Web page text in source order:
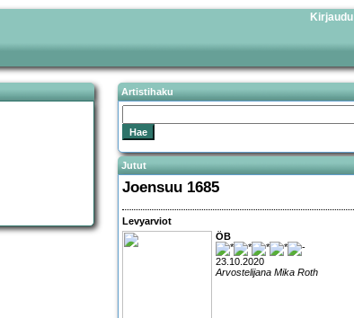
Kirjaudu
Artistihaku
Jutut
Joensuu 1685
Levyarviot
ÖB
23.10.2020
Arvostelijana Mika Roth